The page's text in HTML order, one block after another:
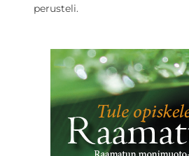
perusteli.